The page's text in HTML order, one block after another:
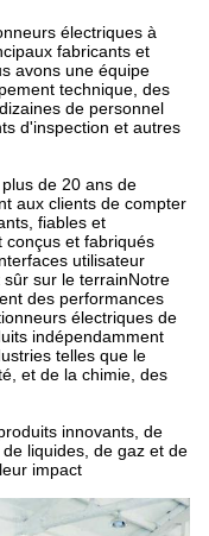
électriques à
fabricants et
avons une équipe
technique, des
de personnel
d'inspection et autres
de 20 ans de
aux clients de compter
fiables et
conçus et fabriqués
utilisateur
sur le terrainNotre
des performances
électriques de
indépendamment
telles que le
et de la chimie, des
innovants, de
liquides, de gaz et de
impact